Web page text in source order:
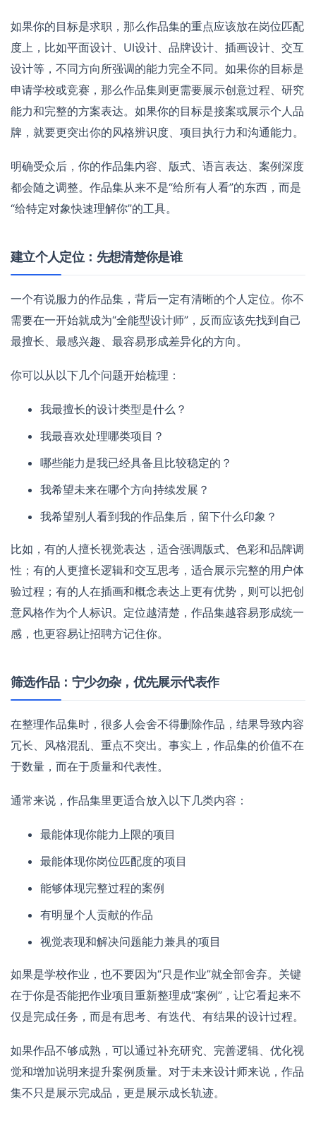
如果你的目标是求职，那么作品集的重点应该放在岗位匹配
度上，比如平面设计、UI设计、品牌设计、插画设计、交互
设计等，不同方向所强调的能力完全不同。如果你的目标是
申请学校或竞赛，那么作品集则更需要展示创意过程、研究
能力和完整的方案表达。如果你的目标是接案或展示个人品
牌，就要更突出你的风格辨识度、项目执行力和沟通能力。
明确受众后，你的作品集内容、版式、语言表达、案例深度
都会随之调整。作品集从来不是“给所有人看”的东西，而是
“给特定对象快速理解你”的工具。
建立个人定位：先想清楚你是谁
一个有说服力的作品集，背后一定有清晰的个人定位。你不
需要在一开始就成为“全能型设计师”，反而应该先找到自己
最擅长、最感兴趣、最容易形成差异化的方向。
你可以从以下几个问题开始梳理：
我最擅长的设计类型是什么？
我最喜欢处理哪类项目？
哪些能力是我已经具备且比较稳定的？
我希望未来在哪个方向持续发展？
我希望别人看到我的作品集后，留下什么印象？
比如，有的人擅长视觉表达，适合强调版式、色彩和品牌调
性；有的人更擅长逻辑和交互思考，适合展示完整的用户体
验过程；有的人在插画和概念表达上更有优势，则可以把创
意风格作为个人标识。定位越清楚，作品集越容易形成统一
感，也更容易让招聘方记住你。
筛选作品：宁少勿杂，优先展示代表作
在整理作品集时，很多人会舍不得删除作品，结果导致内容
冗长、风格混乱、重点不突出。事实上，作品集的价值不在
于数量，而在于质量和代表性。
通常来说，作品集里更适合放入以下几类内容：
最能体现你能力上限的项目
最能体现你岗位匹配度的项目
能够体现完整过程的案例
有明显个人贡献的作品
视觉表现和解决问题能力兼具的项目
如果是学校作业，也不要因为“只是作业”就全部舍弃。关键
在于你是否能把作业项目重新整理成“案例”，让它看起来不
仅是完成任务，而是有思考、有迭代、有结果的设计过程。
如果作品不够成熟，可以通过补充研究、完善逻辑、优化视
觉和增加说明来提升案例质量。对于未来设计师来说，作品
集不只是展示完成品，更是展示成长轨迹。